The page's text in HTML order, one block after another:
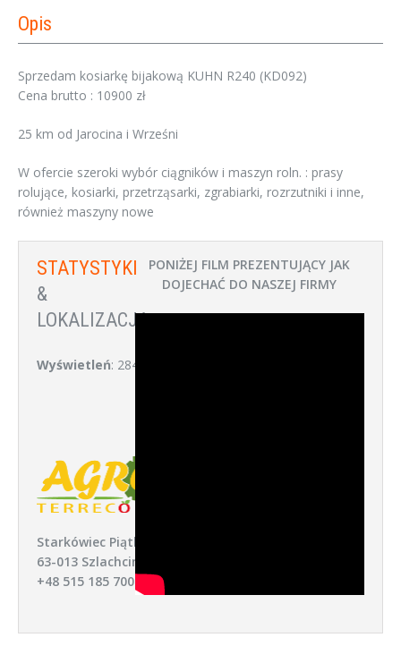
Opis
Sprzedam kosiarkę bijakową KUHN R240 (KD092)
Cena brutto : 10900 zł
25 km od Jarocina i Wrześni
W ofercie szeroki wybór ciągników i maszyn roln. : prasy
rolujące, kosiarki, przetrząsarki, zgrabiarki, rozrzutniki i inne,
również maszyny nowe
STATYSTYKI
&
LOKALIZACJA:
Wyświetleń: 284
Starkówiec Piątkowski 52,
63-013 Szlachcin
+48 515 185 700
PONIŻEJ FILM PREZENTUJĄCY JAK
DOJECHAĆ DO NASZEJ FIRMY